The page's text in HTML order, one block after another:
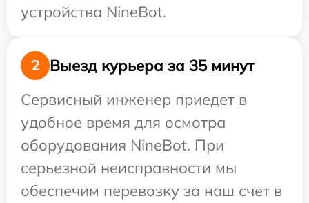
устройства NineBot.
2
Выезд курьера за 35 минут
Сервисный инженер приедет в
удобное время для осмотра
оборудования NineBot. При
серьезной неисправности мы
обеспечим перевозку за наш счет в